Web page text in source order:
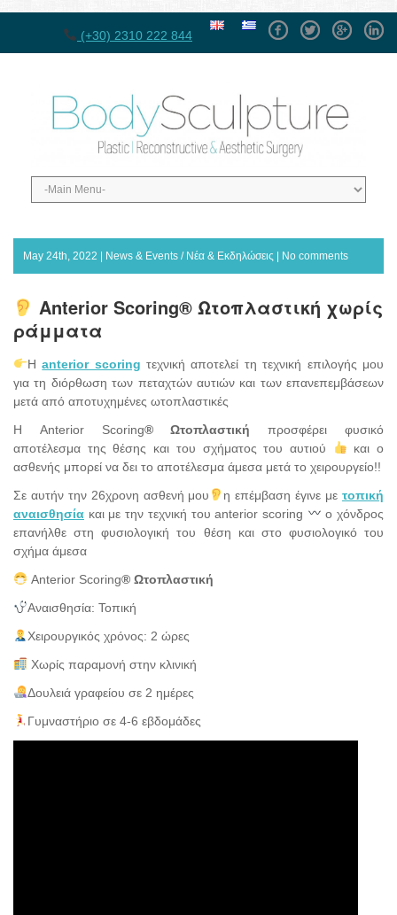
(+30) 2310 222 844
FacebookTwitterGPlus
May 24th, 2022 | News & Events / Νέα & Εκδηλώσεις | No comments
Anterior Scoring® Ωτοπλαστική χωρίς
ράμματα
Ηanterior scoring τεχνική αποτελεί τη τεχνική επιλογής μου
για τη διόρθωση των πεταχτών αυτιών και των επανεπεμβάσεων
μετά από αποτυχημένες ωτοπλαστικές
Η Anterior Scoring® Ωτοπλαστικήπροσφέρει φυσικό
αποτέλεσμα της θέσης και του σχήματος του αυτιού
και ο
ασθενής μπορεί να δει το αποτέλεσμα άμεσα μετά το χειρουργείο!!
Σε αυτήν την 26χρονη ασθενή μου
η επέμβαση έγινε μετοπική
αναισθησία και με την τεχνική του anterior scoring
ο χόνδρος
επανήλθε στη φυσιολογική του θέση και στο φυσιολογικό του
σχήμα άμεσα
Anterior Scoring® Ωτοπλαστική
Αναισθησία: Τοπική
Χειρουργικός χρόνος: 2 ώρες
Χωρίς παραμονή στην κλινική
Δουλειά γραφείου σε 2 ημέρες
Γυμναστήριο σε 4-6 εβδομάδες